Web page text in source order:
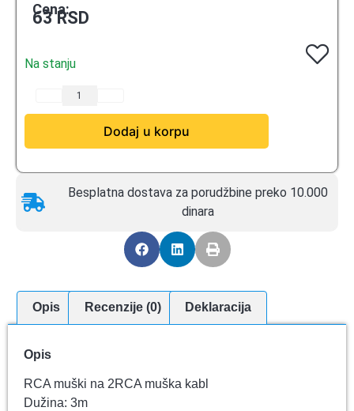
Cena:
63RSD
Na stanju
Dodaj u korpu
Besplatna dostava za porudžbine preko 10.000
dinara
Opis Recenzije (0) Deklaracija
Opis
RCA muški na 2RCA muška kabl
Dužina: 3m